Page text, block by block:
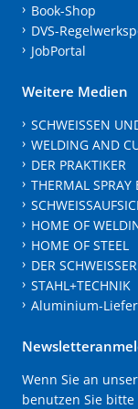
Book-Shop
DVS-
JobPortal
Weitere Medien
SCHWEISSEN
WELDING AND
DER PRAKTIKER
THERMAL SPRAY
HOME OF
HOME OF STEEL
DER SCHWEISSER
STAHL+TECHNIK
Aluminium-
Wenn Sie an
benutzen Sie